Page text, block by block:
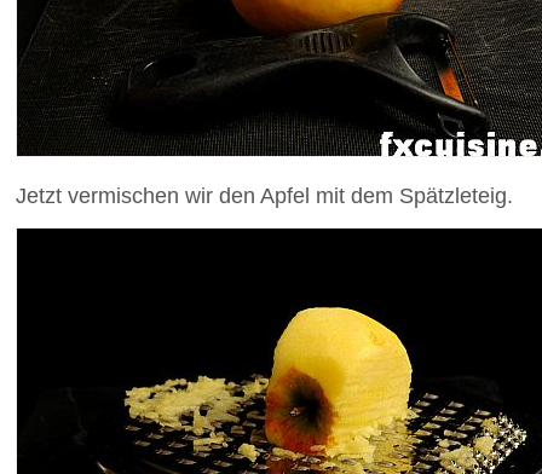
Jetzt vermischen wir den Apfel mit dem Spätzleteig.